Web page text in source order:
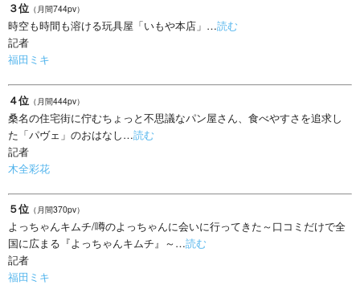
３位 （月間744pv）
時空も時間も溶ける玩具屋「いもや本店」…読む
記者
福田ミキ
４位 （月間444pv）
桑名の住宅街に佇むちょっと不思議なパン屋さん、食べやすさを追求し
た「パヴェ」のおはなし…読む
記者
木全彩花
５位 （月間370pv）
よっちゃんキムチ/噂のよっちゃんに会いに行ってきた～口コミだけで全
国に広まる『よっちゃんキムチ』～…読む
記者
福田ミキ